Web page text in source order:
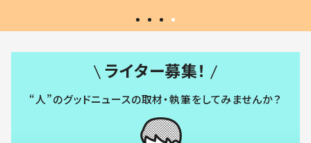
ライター募集！
“人”のグッドニュースの取材・執筆をしてみませんか？